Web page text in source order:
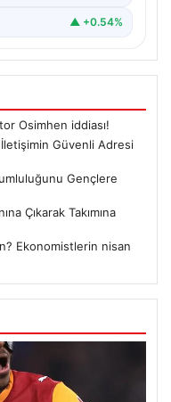
▲ +0.54%
Osimhen iddiası!
Güvenli Adresi
Gençlere
Çıkarak Takımına
Ekonomistlerin nisan